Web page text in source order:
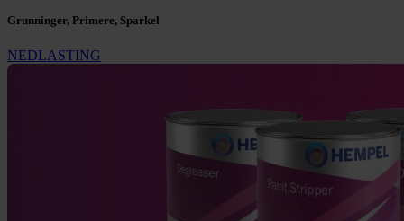
Grunninger, Primere, Sparkel
NEDLASTING